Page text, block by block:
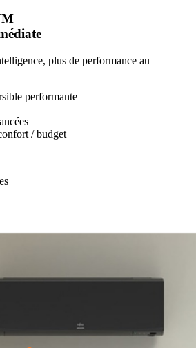
plus de performance au
performante
/ budget